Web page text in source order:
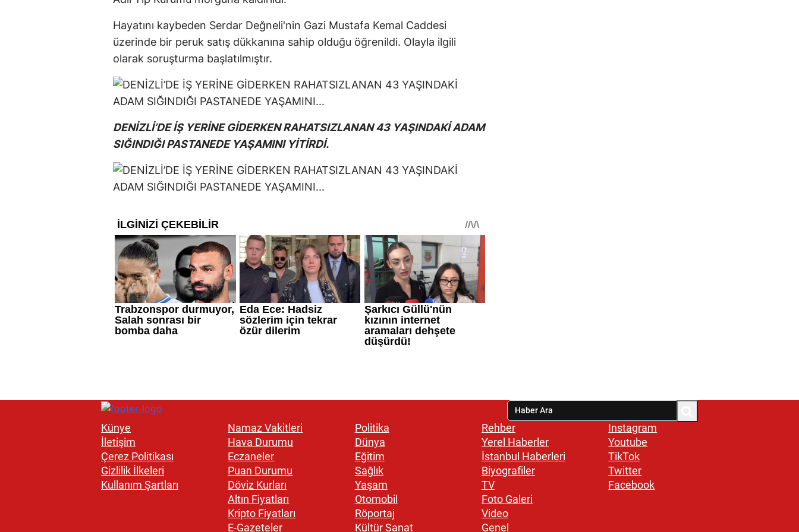
Hayatını kaybeden Serdar Değneli'nin Gazi Mustafa Kemal Caddesi
üzerinde bir peruk satış dükkanına sahip olduğu öğrenildi. Olayla ilgili
olarak soruşturma başlatılmıştır.
DENİZLİ’DE İŞ YERİNE GİDERKEN RAHATSIZLANAN 43 YAŞINDAKİ ADAM
SIĞINDIĞI PASTANEDE YAŞAMINI YİTİRDİ.
Künye
İletişim
Çerez Politikası
Gizlilik İlkeleri
Kullanım Şartları
Namaz Vakitleri
Hava Durumu
Eczaneler
Puan Durumu
Döviz Kurları
Altın Fiyatları
Kripto Fiyatları
E-Gazeteler
Politika
Dünya
Eğitim
Sağlık
Yaşam
Otomobil
Röportaj
Kültür Sanat
Rehber
Yerel Haberler
İstanbul Haberleri
Biyografiler
TV
Foto Galeri
Video
Genel
Instagram
Youtube
TikTok
Twitter
Facebook